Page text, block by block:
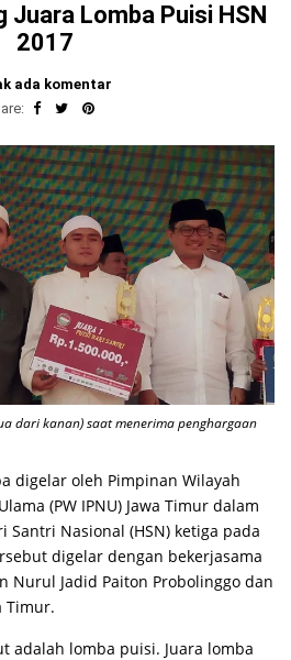
Juara Lomba Puisi HSN
2017
ada komentar
dari kanan) saat menerima penghargaan
digelar oleh Pimpinan Wilayah
(PW IPNU) Jawa Timur dalam
Santri Nasional (HSN) ketiga pada
digelar dengan bekerjasama
Nurul Jadid Paiton Probolinggo dan
Timur.
adalah lomba puisi. Juara lomba